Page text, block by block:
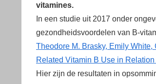
vitamines.
In een studie uit 2017 onder
gezondheidsvoordelen van B-
Theodore M. Brasky, Emily
Related Vitamin B Use in
Hier zijn de resultaten in